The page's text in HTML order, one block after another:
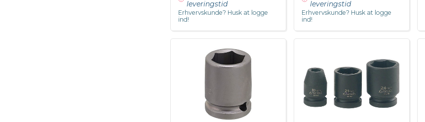
leveringstid
Erhvervskunde? Husk at logge
ind!
leveringstid
Erhvervskunde? Husk at logge
ind!